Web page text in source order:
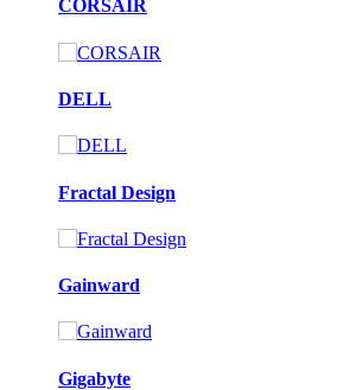
CORSAIR
DELL
Fractal Design
Gainward
Gigabyte